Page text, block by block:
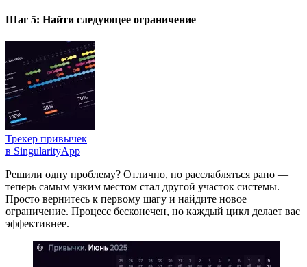
Шаг 5: Найти следующее ограничение
Трекер привычек
в SingularityApp
Решили одну проблему? Отлично, но расслабляться рано —
теперь самым узким местом стал другой участок системы.
Просто вернитесь к первому шагу и найдите новое
ограничение. Процесс бесконечен, но каждый цикл делает вас
эффективнее.